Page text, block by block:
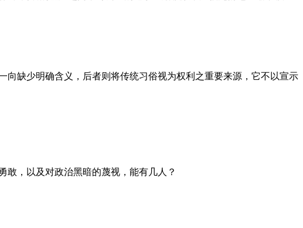
向缺少明确含义，后者则将传统习俗视为权利之重要来源，它不以宣示
敢，以及对政治黑暗的蔑视，能有几人？